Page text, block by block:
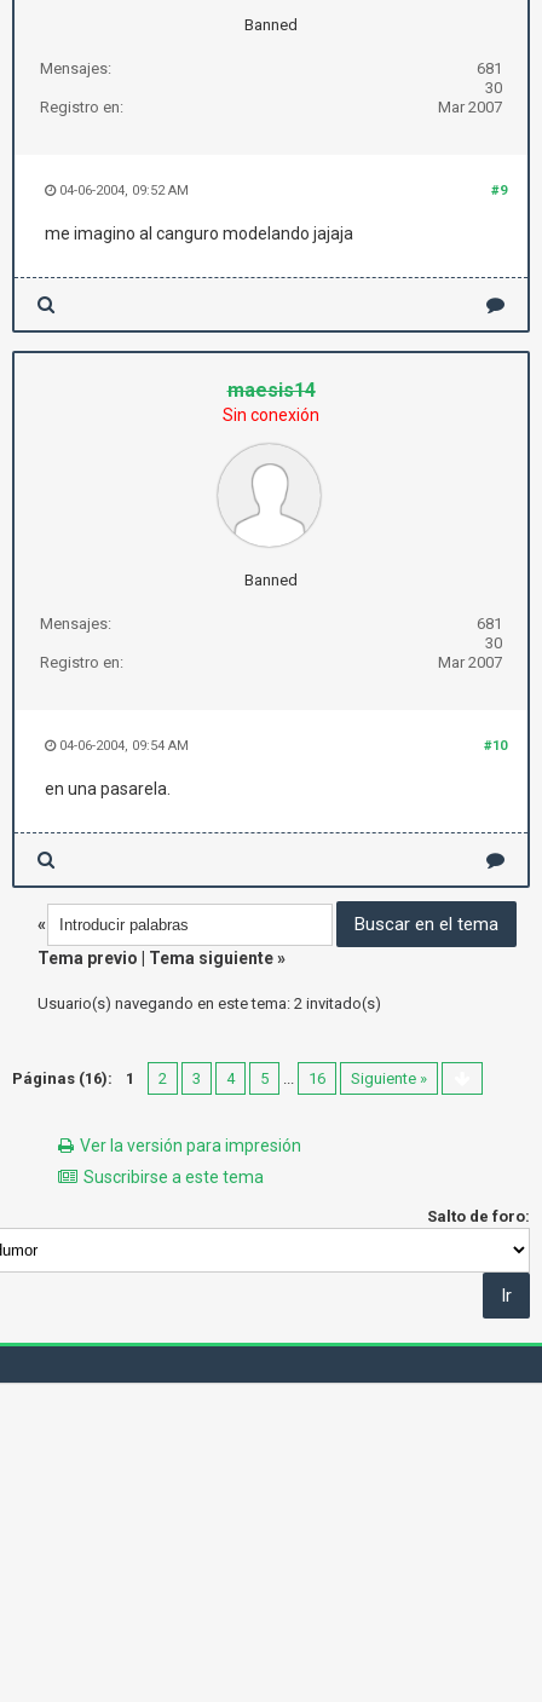
Banned
Mensajes:
681
30
Registro en:
Mar 2007
#9
04-06-2004, 09:52 AM
me imagino al canguro modelando jajaja
maesis14
Sin conexión
Banned
Mensajes:
681
30
Registro en:
Mar 2007
#10
04-06-2004, 09:54 AM
en una pasarela.
«
Tema previo
Tema siguiente»
Usuario(s) navegando en este tema: 2 invitado(s)
Páginas (16): 1 2 3 4 5 ... 16 Siguiente »
Ver la versión para impresión
Suscribirse a este tema
Salto de foro: